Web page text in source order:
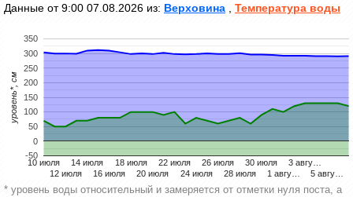
Данные от 9:00 07.08.2026 из: Верховина Температура воды
10 июля
12 июля
14 июля
16 июля
18 июля
20 июля
22 июля
24 июля
26 июля
28 июля
30 июля
1 авгу…
3 авгу…
5 авгу…
-50
0
50
100
150
200
250
300
350
уровень*, см
* уровень воды относительный и замеряется от отметки нуля поста, а